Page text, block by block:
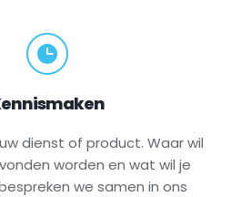
dienst of product. Waar wil
worden en wat wil je
we samen in ons